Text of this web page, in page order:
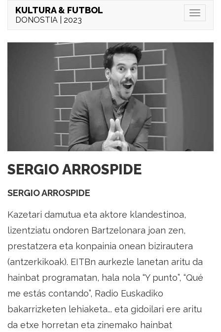
Menu
KULTURA & FUTBOL
DONOSTIA | 2023
SERGIO ARROSPIDE
SERGIO ARROSPIDE
Kazetari damutua eta aktore klandestinoa,
lizentziatu ondoren Bartzelonara joan zen,
prestatzera eta konpainia onean bizirautera
(antzerkikoak). EITBn aurkezle lanetan aritu da
hainbat programatan, hala nola “Y punto”, “Qué
me estás contando”, Radio Euskadiko
bakarrizketen lehiaketa... eta gidoilari ere aritu
da etxe horretan eta zinemako hainbat